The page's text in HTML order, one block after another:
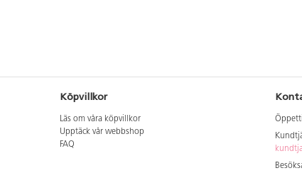
Köpvillkor
Läs om våra köpvillkor
Upptäck vår webbshop
FAQ